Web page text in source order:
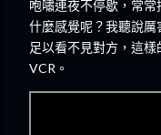
咆嘯連夜不停歇，常
什麼感覺呢？我聽說
足以看不見對方，這
VCR。